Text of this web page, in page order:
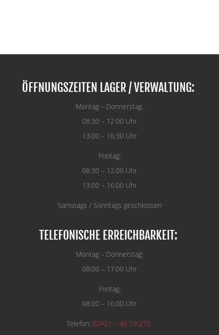
ÖFFNUNGSZEITEN LAGER / VERWALTUNG:
Montag – Donnerstag:
08:30 – 12:00 Uhr
13:00 – 16:30 Uhr
Freitag:
08:30 – 12:00 Uhr
13:00 – 16:00 Uhr
Samstags / Sonntags geschlossen
TELEFONISCHE ERREICHBARKEIT:
Montag – Donnerstag:
08:00 – 17:00 Uhr
Freitag:
08:00 – 16:00 Uhr
Telefon: 02421 – 40 79 272